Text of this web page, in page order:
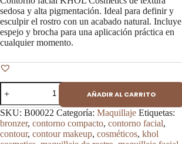
sedosa y alta pigmentación. Ideal para definir y
esculpir el rostro con un acabado natural. Incluye
espejo y brocha para una aplicación práctica en
cualquier momento.
Contorno
Facial
KHOL
Cosmetics
|
Contorno
AÑADIR AL CARRITO
SKU: B00022 Categoría: Maquillaje Etiquetas:
bronzer, contorno compacto, contorno facial,
contour, contour makeup, cosméticos, khol